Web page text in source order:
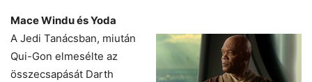
Mace Windu és Yoda
A Jedi Tanácsban, miután
Qui-Gon elmesélte az
összecsapását Darth